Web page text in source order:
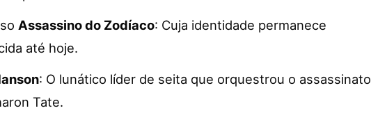
Assassino do Zodíaco: Cuja identidade permanece
até hoje.
: O lunático líder de seita que orquestrou o assassinato
Tate.